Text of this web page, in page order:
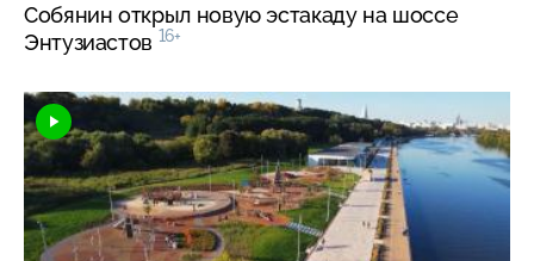
Собянин открыл новую эстакаду на шоссе
Энтузиастов 16+